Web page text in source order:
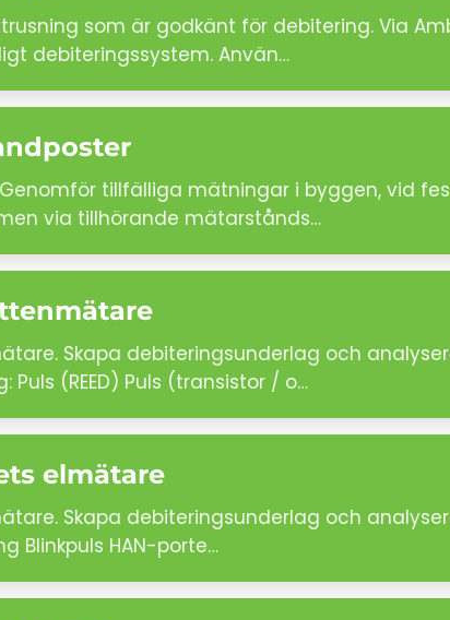
som är godkänt för debitering. Via
debiteringssystem. Använ…
tillfälliga mätningar i byggen, vid
via tillhörande mätarstånds…
Skapa debiteringsunderlag och
(REED) Puls (transistor / o…
elmätare
Skapa debiteringsunderlag och
Blinkpuls HAN-porte…